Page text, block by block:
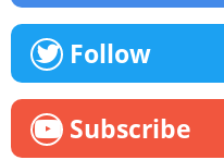
Follow
Subscribe